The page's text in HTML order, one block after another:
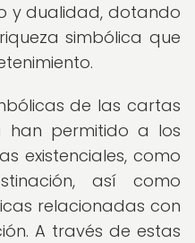
y dualidad, dotando
simbólica que
de las cartas
han permitido a los
existenciales, como
así como
relacionadas con
A través de estas